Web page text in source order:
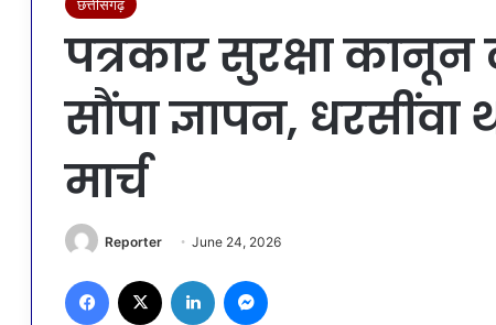
छत्तीसगढ़
पत्रकार सुरक्षा
सौंपा ज्ञापन,
मार्च
Reporter June 24, 2026
Facebook LinkedIn